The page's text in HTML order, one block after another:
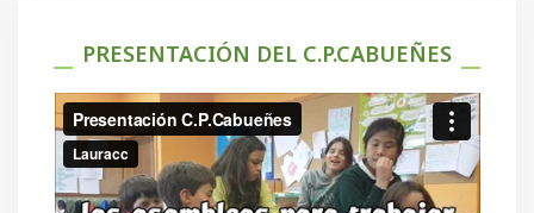
PRESENTACIÓN DEL C.P.CABUEÑES